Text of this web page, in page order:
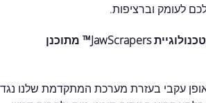
לעומק וברציפות.
רולר השואב מעוצב בטכנולוגיית JawScrapers™ מתוכנן
עקבי בעזרת מערכת המתקדמת שלנו נגד